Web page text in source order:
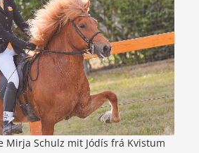
Mirja Schulz mit Jódís frá Kvistum